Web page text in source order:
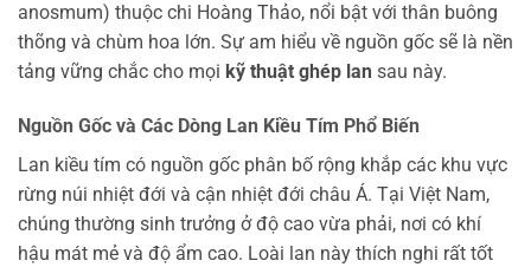
anosmum) thuộc chi Hoàng Thảo, nổi bật với thân buông
thõng và chùm hoa lớn. Sự am hiểu về nguồn gốc sẽ là nền
tảng vững chắc cho mọi kỹ thuật ghép lan sau này.
Nguồn Gốc và Các Dòng Lan Kiều Tím Phổ Biến
Lan kiều tím có nguồn gốc phân bố rộng khắp các khu vực
rừng núi nhiệt đới và cận nhiệt đới châu Á. Tại Việt Nam,
chúng thường sinh trưởng ở độ cao vừa phải, nơi có khí
hậu mát mẻ và độ ẩm cao. Loài lan này thích nghi rất tốt